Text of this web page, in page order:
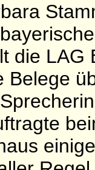
die
Belege